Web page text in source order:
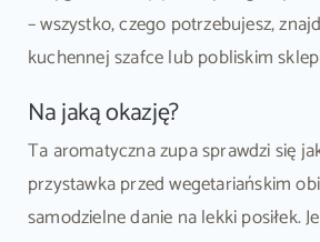
– wszystko, czego potrzebujesz,
kuchennej szafce lub pobliskim
Na jaką okazję?
Ta aromatyczna zupa sprawdzi się
przystawka przed wegetariańskim
samodzielne danie na lekki posiłek.